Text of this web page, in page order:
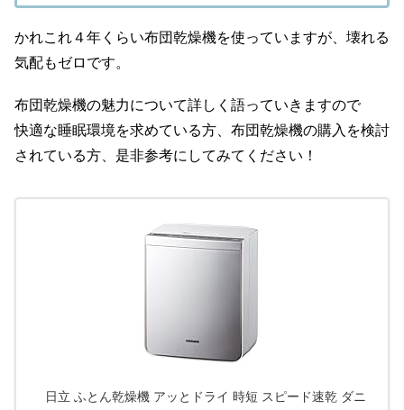
かれこれ４年くらい布団乾燥機を使っていますが、壊れる
気配もゼロです。
布団乾燥機の魅力について詳しく語っていきますので
快適な睡眠環境を求めている方、布団乾燥機の購入を検討
されている方、是非参考にしてみてください！
日立 ふとん乾燥機 アッとドライ 時短 スピード速乾 ダニ